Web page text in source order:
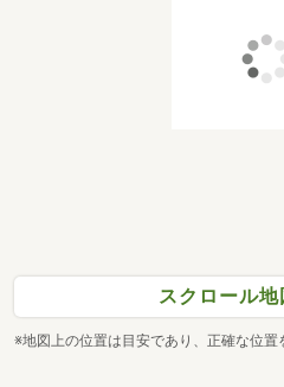
スクロール
※地図上の位置は目安であり、正確な位置